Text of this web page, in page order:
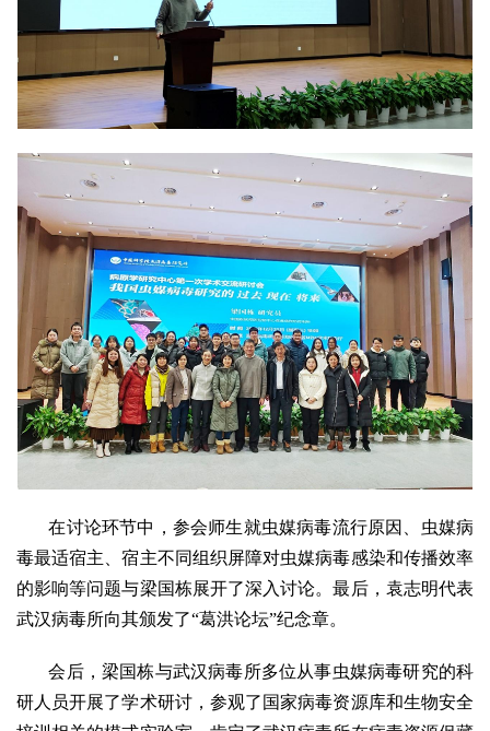
在讨论环节中，参会师生就虫媒病毒流行原因、虫媒病
毒最适宿主、宿主不同组织屏障对虫媒病毒感染和传播效率
的影响等问题与梁国栋展开了深入讨论。最后，袁志明代表
武汉病毒所向其颁发了“葛洪论坛”纪念章。
会后，梁国栋与武汉病毒所多位从事虫媒病毒研究的科
研人员开展了学术研讨，参观了国家病毒资源库和生物安全